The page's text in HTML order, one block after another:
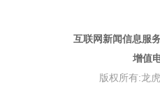
互联网新闻信息
增值
版权所有:龙